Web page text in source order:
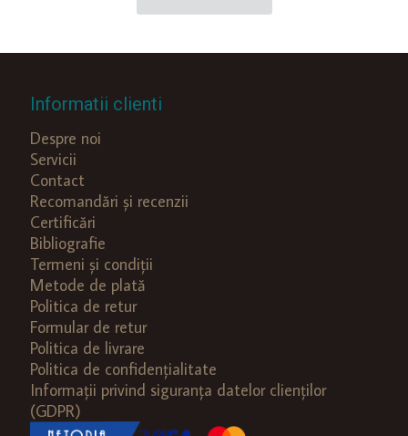
Informatii clienti
Despre noi
Servicii
Contact
Recomandări și recenzii
Certificări
Bibliografie
Termeni și condiții
Metode de plată
Politica de retur
Formular de retur
Politica de livrare
Politica de confidențialitate
Informații privind siguranța datelor clienților
(GDPR)